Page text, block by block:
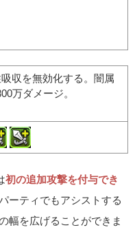
収を無効化する。闇属
万ダメージ。
初の追加攻撃を付与でき
ーティでもアシストする
幅を広げることができま